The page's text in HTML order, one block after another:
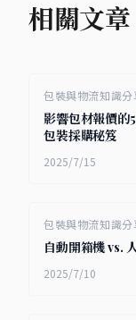
相關文章
包裝與物流知識分
影響包材報價的
包裝採購秘笈
2025/7/15
包裝與物流知識分
自動開箱機 vs.
2025/7/10